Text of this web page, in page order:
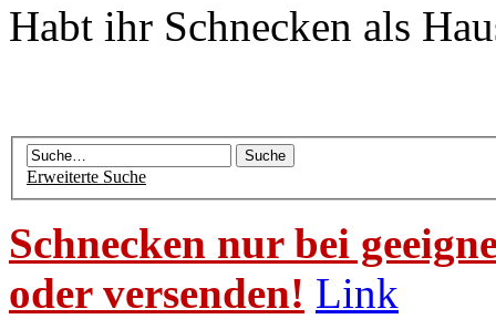
Habt ihr Schnecken als
Erweiterte Suche
Schnecken nur bei
oder versenden! Link